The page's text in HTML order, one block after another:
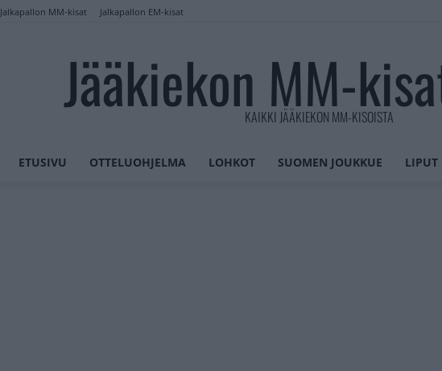
Jalkapallon MM-kisat Jalkapallon EM-kisat
Jääkiekon MM-
KAIKKI JÄÄKIEKON MM-KISOISTA
ETUSIVU OTTELUOHJELMA LOHKOT SUOMEN JOUKKUE LIPUT